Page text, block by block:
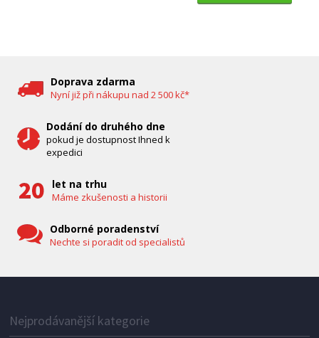
Doprava zdarma
Nyní již při nákupu nad 2 500 kč*
Dodání do druhého dne
pokud je dostupnost Ihned k
expedici
let na trhu
Máme zkušenosti a historii
Odborné poradenství
Nechte si poradit od specialistů
Nejprodávanější kategorie